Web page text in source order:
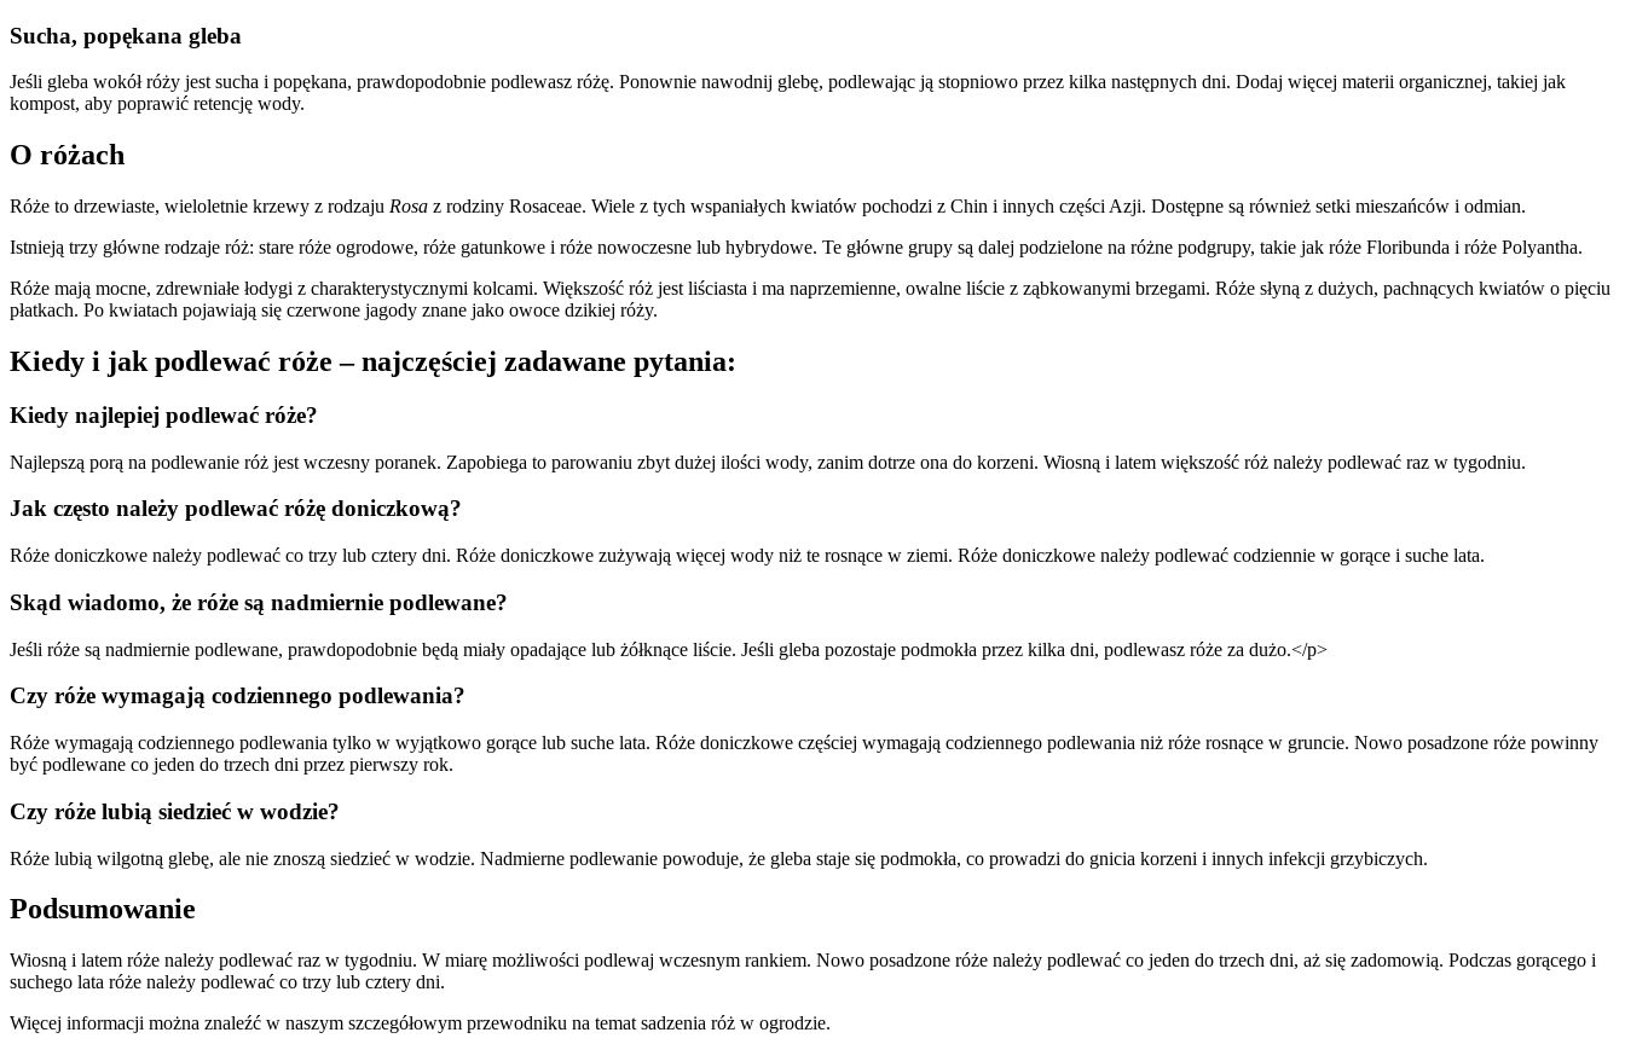
Sucha, popękana gleba
Jeśli gleba wokół róży jest sucha i popękana, prawdopodobnie podlewasz różę. Ponownie nawodnij glebę, podlewając ją stopniowo przez kilka następnych dni. Dodaj więcej materii organicznej, takiej jak
kompost, aby poprawić retencję wody.
O różach
Róże to drzewiaste, wieloletnie krzewy z rodzaju Rosa z rodziny Rosaceae. Wiele z tych wspaniałych kwiatów pochodzi z Chin i innych części Azji. Dostępne są również setki mieszańców i odmian.
Istnieją trzy główne rodzaje róż: stare róże ogrodowe, róże gatunkowe i róże nowoczesne lub hybrydowe. Te główne grupy są dalej podzielone na różne podgrupy, takie jak róże Floribunda i róże Polyantha.
Róże mają mocne, zdrewniałe łodygi z charakterystycznymi kolcami. Większość róż jest liściasta i ma naprzemienne, owalne liście z ząbkowanymi brzegami. Róże słyną z dużych, pachnących kwiatów o pięciu
płatkach. Po kwiatach pojawiają się czerwone jagody znane jako owoce dzikiej róży.
Kiedy i jak podlewać róże – najczęściej zadawane pytania:
Kiedy najlepiej podlewać róże?
Najlepszą porą na podlewanie róż jest wczesny poranek. Zapobiega to parowaniu zbyt dużej ilości wody, zanim dotrze ona do korzeni. Wiosną i latem większość róż należy podlewać raz w tygodniu.
Jak często należy podlewać różę doniczkową?
Róże doniczkowe należy podlewać co trzy lub cztery dni. Róże doniczkowe zużywają więcej wody niż te rosnące w ziemi. Róże doniczkowe należy podlewać codziennie w gorące i suche lata.
Skąd wiadomo, że róże są nadmiernie podlewane?
Jeśli róże są nadmiernie podlewane, prawdopodobnie będą miały opadające lub żółknące liście. Jeśli gleba pozostaje podmokła przez kilka dni, podlewasz róże za dużo.</p>
Czy róże wymagają codziennego podlewania?
Róże wymagają codziennego podlewania tylko w wyjątkowo gorące lub suche lata. Róże doniczkowe częściej wymagają codziennego podlewania niż róże rosnące w gruncie. Nowo posadzone róże powinny
być podlewane co jeden do trzech dni przez pierwszy rok.
Czy róże lubią siedzieć w wodzie?
Róże lubią wilgotną glebę, ale nie znoszą siedzieć w wodzie. Nadmierne podlewanie powoduje, że gleba staje się podmokła, co prowadzi do gnicia korzeni i innych infekcji grzybiczych.
Podsumowanie
Wiosną i latem róże należy podlewać raz w tygodniu. W miarę możliwości podlewaj wczesnym rankiem. Nowo posadzone róże należy podlewać co jeden do trzech dni, aż się zadomowią. Podczas gorącego i
suchego lata róże należy podlewać co trzy lub cztery dni.
Więcej informacji można znaleźć w naszym szczegółowym przewodniku na temat sadzenia róż w ogrodzie.